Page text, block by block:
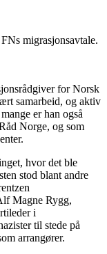
migrasjonsavtale.
for Norsk
samarbeid, og aktiv
er han også
Norge, og som
hvor det ble
stod blant andre
Magne Rygg,
i
til stede på
arrangører.